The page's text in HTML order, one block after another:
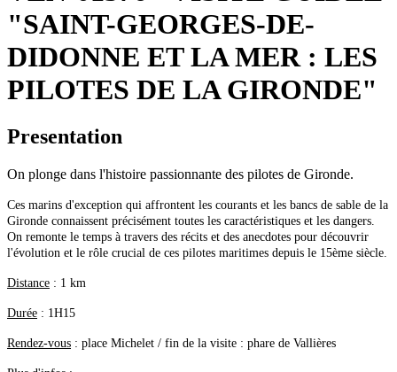
"SAINT-GEORGES-DE-
DIDONNE ET LA MER : LES
PILOTES DE LA GIRONDE"
Presentation
On plonge dans l'histoire passionnante des pilotes de Gironde.
Ces marins d'exception qui affrontent les courants et les bancs de sable de la
Gironde connaissent précisément toutes les caractéristiques et les dangers.
On remonte le temps à travers des récits et des anecdotes pour découvrir
l'évolution et le rôle crucial de ces pilotes maritimes depuis le 15ème siècle.
Distance : 1 km
Durée : 1H15
Rendez-vous : place Michelet / fin de la visite : phare de Vallières